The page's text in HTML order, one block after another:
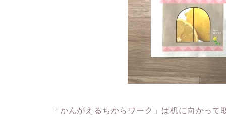
「かんがえるちからワーク」は机に向かっ